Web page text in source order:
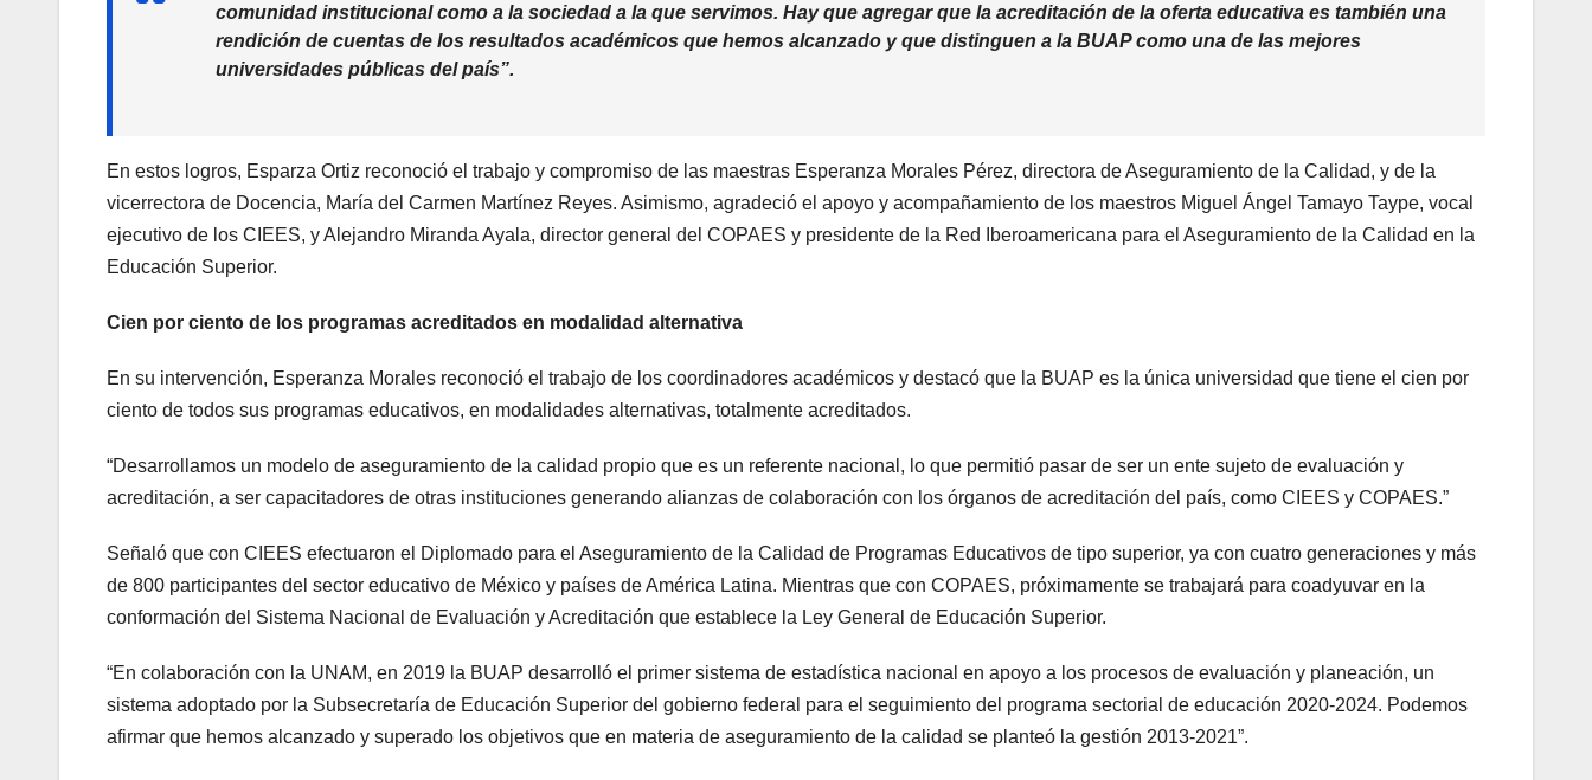
comunidad institucional como a la sociedad a la que servimos. Hay que agregar que la acreditación de la oferta educativa es también una
rendición de cuentas de los resultados académicos que hemos alcanzado y que distinguen a la BUAP como una de las mejores
universidades públicas del país”.
En estos logros, Esparza Ortiz reconoció el trabajo y compromiso de las maestras Esperanza Morales Pérez, directora de Aseguramiento de la Calidad, y de la
vicerrectora de Docencia, María del Carmen Martínez Reyes. Asimismo, agradeció el apoyo y acompañamiento de los maestros Miguel Ángel Tamayo Taype, vocal
ejecutivo de los CIEES, y Alejandro Miranda Ayala, director general del COPAES y presidente de la Red Iberoamericana para el Aseguramiento de la Calidad en la
Educación Superior.
Cien por ciento de los programas acreditados en modalidad alternativa
En su intervención, Esperanza Morales reconoció el trabajo de los coordinadores académicos y destacó que la BUAP es la única universidad que tiene el cien por
ciento de todos sus programas educativos, en modalidades alternativas, totalmente acreditados.
“Desarrollamos un modelo de aseguramiento de la calidad propio que es un referente nacional, lo que permitió pasar de ser un ente sujeto de evaluación y
acreditación, a ser capacitadores de otras instituciones generando alianzas de colaboración con los órganos de acreditación del país, como CIEES y COPAES.”
Señaló que con CIEES efectuaron el Diplomado para el Aseguramiento de la Calidad de Programas Educativos de tipo superior, ya con cuatro generaciones y más
de 800 participantes del sector educativo de México y países de América Latina. Mientras que con COPAES, próximamente se trabajará para coadyuvar en la
conformación del Sistema Nacional de Evaluación y Acreditación que establece la Ley General de Educación Superior.
“En colaboración con la UNAM, en 2019 la BUAP desarrolló el primer sistema de estadística nacional en apoyo a los procesos de evaluación y planeación, un
sistema adoptado por la Subsecretaría de Educación Superior del gobierno federal para el seguimiento del programa sectorial de educación 2020-2024. Podemos
afirmar que hemos alcanzado y superado los objetivos que en materia de aseguramiento de la calidad se planteó la gestión 2013-2021”.